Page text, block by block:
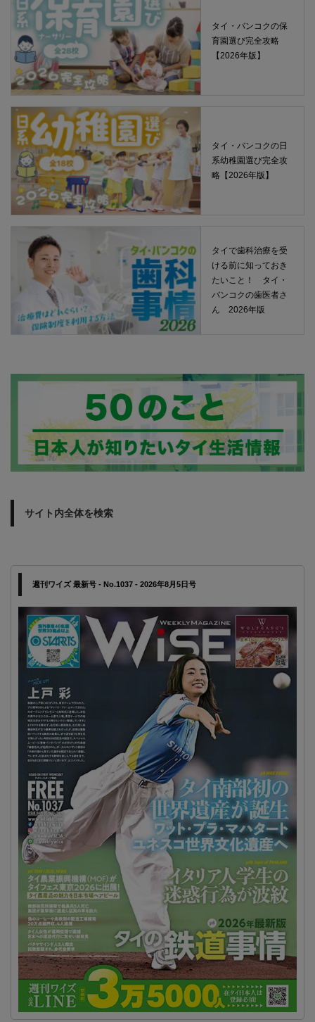
タイ・バンコクの保
育園選び完全攻略
【2026年版】
タイ・バンコクの日
系幼稚園選び完全攻
略【2026年版】
タイで歯科治療を受
ける前に知っておき
たいこと！ タイ・
バンコクの歯医者さ
ん 2026年版
サイト内全体を検索
週刊ワイズ 最新号 - No.1037 - 2026年8月5日号